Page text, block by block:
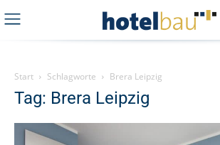
Start Schlagworte Brera Leipzig
Tag: Brera Leipzig